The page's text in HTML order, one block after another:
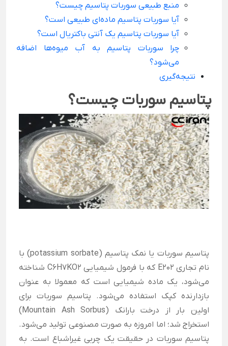
منبع طبیعی سوربات پتاسیم چیست؟
آیا سوربات پتاسیم ماده‌ای طبیعی است؟
آیا سوربات پتاسیم یک آنتی باکتریال است؟
چرا سوربات پتاسیم به آب میوه‌ها اضافه
می‌شود؟
نتیجه‌گیری
پتاسیم سوربات چیست؟
پتاسیم سوربات یا نمک پتاسیم (potassium sorbate) با
نام تجاری E202 که با فرمول شیمیایی C6H7KO2 شناخته
می‌شود، یک ماده شیمیایی است که معمولا به عنوان
بازدارنده کپک استفاده می‌شود. پتاسیم سوربات برای
اولین بار از درخت بارانک (Mountain Ash Sorbus)
استخراج شد؛ اما امروزه به صورت مصنوعی تولید می‌شود.
پتاسیم سوربات در حقیقت یک چربی غیر‌اشباع است. به